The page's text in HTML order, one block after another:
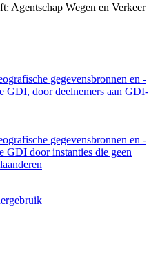
Agentschap Wegen en Verkeer
gegevensbronnen en -
GDI, door deelnemers aan GDI-
gegevensbronnen en -
GDI door instanties die geen